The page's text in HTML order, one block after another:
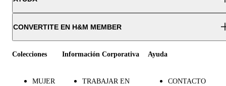
CONVERTITE EN H&M MEMBER
Colecciones
MUJER
Información Corporativa
TRABAJAR EN
Ayuda
CONTACTO